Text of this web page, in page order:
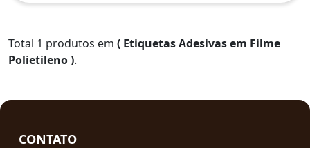
Total 1 produtos em ( Etiquetas Adesivas em Filme
Polietileno ).
CONTATO